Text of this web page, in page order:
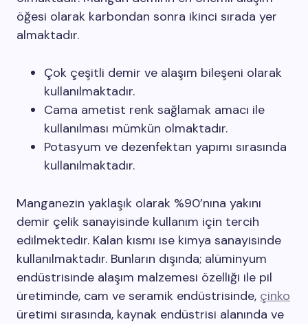
öğesi olarak karbondan sonra ikinci sırada yer
almaktadır.
Çok çeşitli demir ve alaşım bileşeni olarak
kullanılmaktadır.
Cama ametist renk sağlamak amacı ile
kullanılması mümkün olmaktadır.
Potasyum ve dezenfektan yapımı sırasında
kullanılmaktadır.
Manganezin yaklaşık olarak %90’nına yakını
demir çelik sanayisinde kullanım için tercih
edilmektedir. Kalan kısmı ise kimya sanayisinde
kullanılmaktadır. Bunların dışında; alüminyum
endüstrisinde alaşım malzemesi özelliği ile pil
üretiminde, cam ve seramik endüstrisinde, çinko
üretimi sırasında, kaynak endüstrisi alanında ve